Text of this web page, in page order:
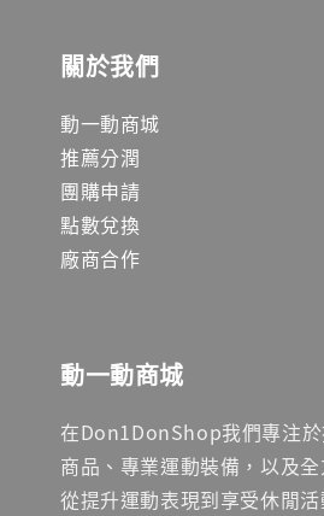
關於我們
動一動商城
推薦分潤
團購申請
點數兌換
廠商合作
動一動商城
在Don1DonShop我們專注
商品、專業運動裝備，以及
從提升運動表現到享受休閒